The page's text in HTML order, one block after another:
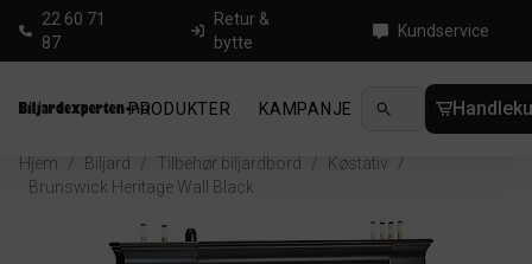
22 60 71
87
Retur &
bytte
Kundservice
PRODUKTER KAMPANJE NYHETER
Hjem / Biljard / Tilbehør biljardbord / Køstativ
/
Brunswick Heritage Wall Black